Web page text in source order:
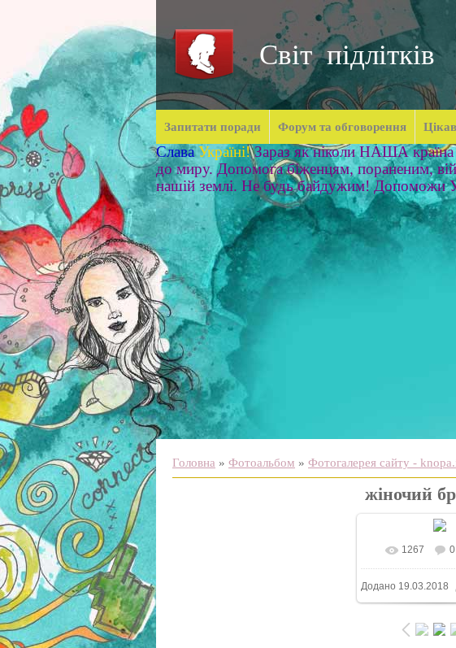
Світ підлітків
Запитати поради Форум та обговорення
Слава Україні! Зараз як ніколи НАША
до миру. Допомога біженцям, пораненим,
нашій землі. Не будь байдужим! Допоможи
Головна » Фотоальбом » Фотогалерея сайту -
жіночий
1267 0
Додано 19.03.2018